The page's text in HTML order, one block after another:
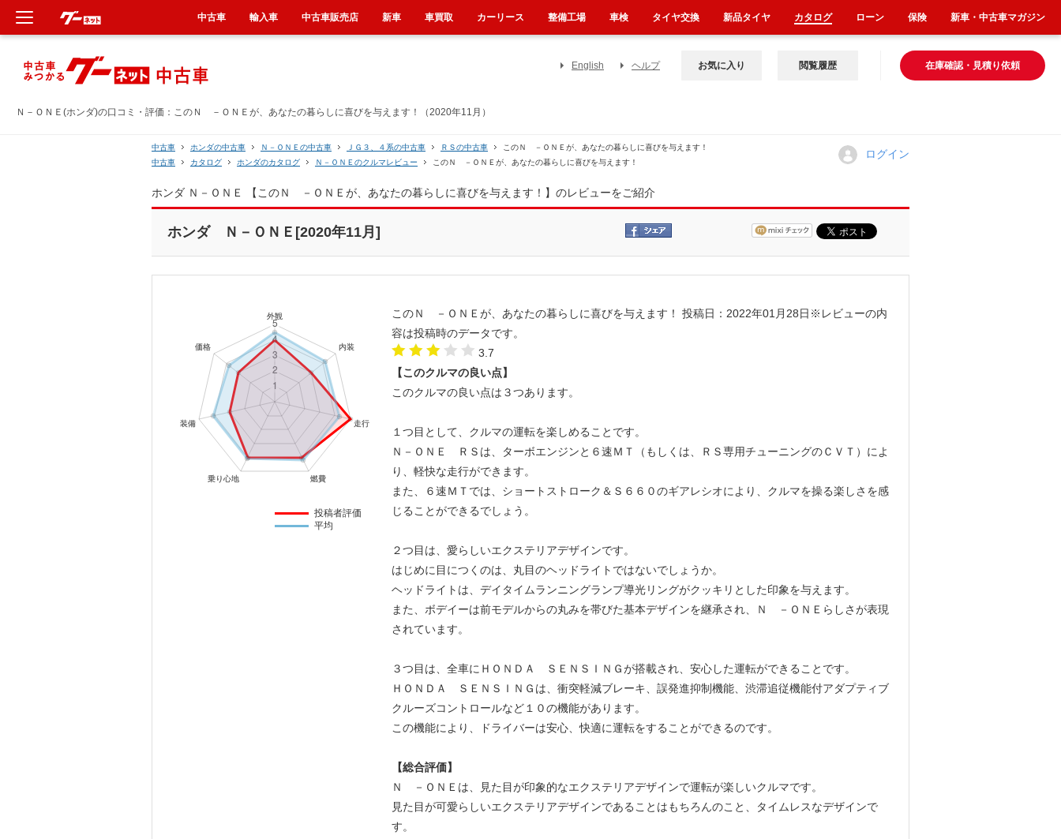
Ｎ－ＯＮＥ(ホンダ)の口コミ・評価：このＮ －ＯＮＥが、あなたの暮らしに喜びを与えます！（2020年11月）
English ヘルプ 在庫確認・見積り依頼
お気に入り 閲覧履歴
中古車 ホンダの中古車 Ｎ－ＯＮＥの中古車 ＪＧ３、４系の中古車 ＲＳの中古車
このＮ －ＯＮＥが、あなたの暮らしに喜びを与えます！
中古車
カタログ ホンダのカタログ Ｎ－ＯＮＥのクルマレビュー このＮ －ＯＮＥが、あなたの暮らしに喜びを与えます！
ログイン
ホンダ Ｎ－ＯＮＥ 【このＮ －ＯＮＥが、あなたの暮らしに喜びを与えます！】のレビューをご紹介
ホンダ Ｎ－ＯＮＥ[2020年11月]
投稿者評価
平均
このＮ －ＯＮＥが、あなたの暮らしに喜びを与えます！ 投稿日：2022年01月28日 ※レビューの内
容は投稿時のデータです。
3.7
【このクルマの良い点】
このクルマの良い点は３つあります。
１つ目として、クルマの運転を楽しめることです。
Ｎ－ＯＮＥ ＲＳは、ターボエンジンと６速ＭＴ（もしくは、ＲＳ専用チューニングのＣＶＴ）によ
り、軽快な走行ができます。
また、６速ＭＴでは、ショートストローク＆Ｓ６６０のギアレシオにより、クルマを操る楽しさを感
じることができるでしょう。
２つ目は、愛らしいエクステリアデザインです。
はじめに目につくのは、丸目のヘッドライトではないでしょうか。
ヘッドライトは、デイタイムランニングランプ導光リングがクッキリとした印象を与えます。
また、ボデイーは前モデルからの丸みを帯びた基本デザインを継承され、Ｎ －ＯＮＥらしさが表現
されています。
３つ目は、全車にＨＯＮＤＡ ＳＥＮＳＩＮＧが搭載され、安心した運転ができることです。
ＨＯＮＤＡ ＳＥＮＳＩＮＧは、衝突軽減ブレーキ、誤発進抑制機能、渋滞追従機能付アダプティブ
クルーズコントロールなど１０の機能があります。
この機能により、ドライバーは安心、快適に運転をすることができるのです。
【総合評価】
Ｎ －ＯＮＥは、見た目が印象的なエクステリアデザインで運転が楽しいクルマです。
見た目が可愛らしいエクステリアデザインであることはもちろんのこと、タイムレスなデザインで
す。
中古車 輸入車 中古車販売店 新車 車買取 カーリース 整備工場 車検 タイヤ交換 新品タイヤ カタログ ローン 保険 新車・中古車マガジン
新車
中古車